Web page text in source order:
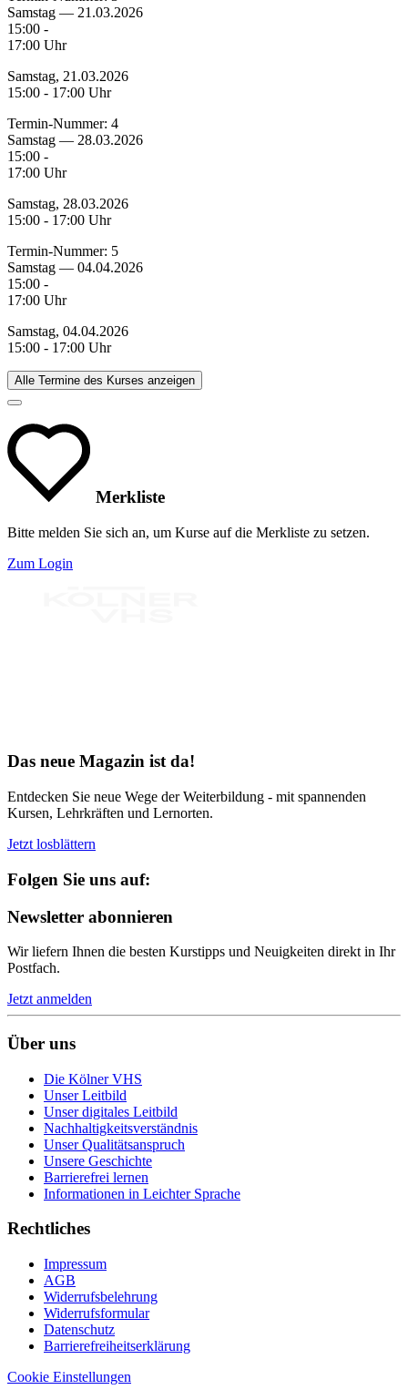
Samstag — 21.03.2026
15:00 -
17:00 Uhr
Samstag, 21.03.2026
15:00 - 17:00 Uhr
Termin-Nummer: 4
Samstag — 28.03.2026
15:00 -
17:00 Uhr
Samstag, 28.03.2026
15:00 - 17:00 Uhr
Termin-Nummer: 5
Samstag — 04.04.2026
15:00 -
17:00 Uhr
Samstag, 04.04.2026
15:00 - 17:00 Uhr
Alle Termine des Kurses anzeigen
Merkliste
Bitte melden Sie sich an, um Kurse auf die Merkliste zu setzen.
Zum Login
Das neue Magazin ist da!
Entdecken Sie neue Wege der Weiterbildung - mit spannenden
Kursen, Lehrkräften und Lernorten.
Jetzt losblättern
Folgen Sie uns auf:
Newsletter abonnieren
Wir liefern Ihnen die besten Kurstipps und Neuigkeiten direkt in Ihr
Postfach.
Jetzt anmelden
Über uns
Die Kölner VHS
Unser Leitbild
Unser digitales Leitbild
Nachhaltigkeitsverständnis
Unser Qualitätsanspruch
Unsere Geschichte
Barrierefrei lernen
Informationen in Leichter Sprache
Rechtliches
Impressum
AGB
Widerrufsbelehrung
Widerrufsformular
Datenschutz
Barrierefreiheitserklärung
Cookie Einstellungen